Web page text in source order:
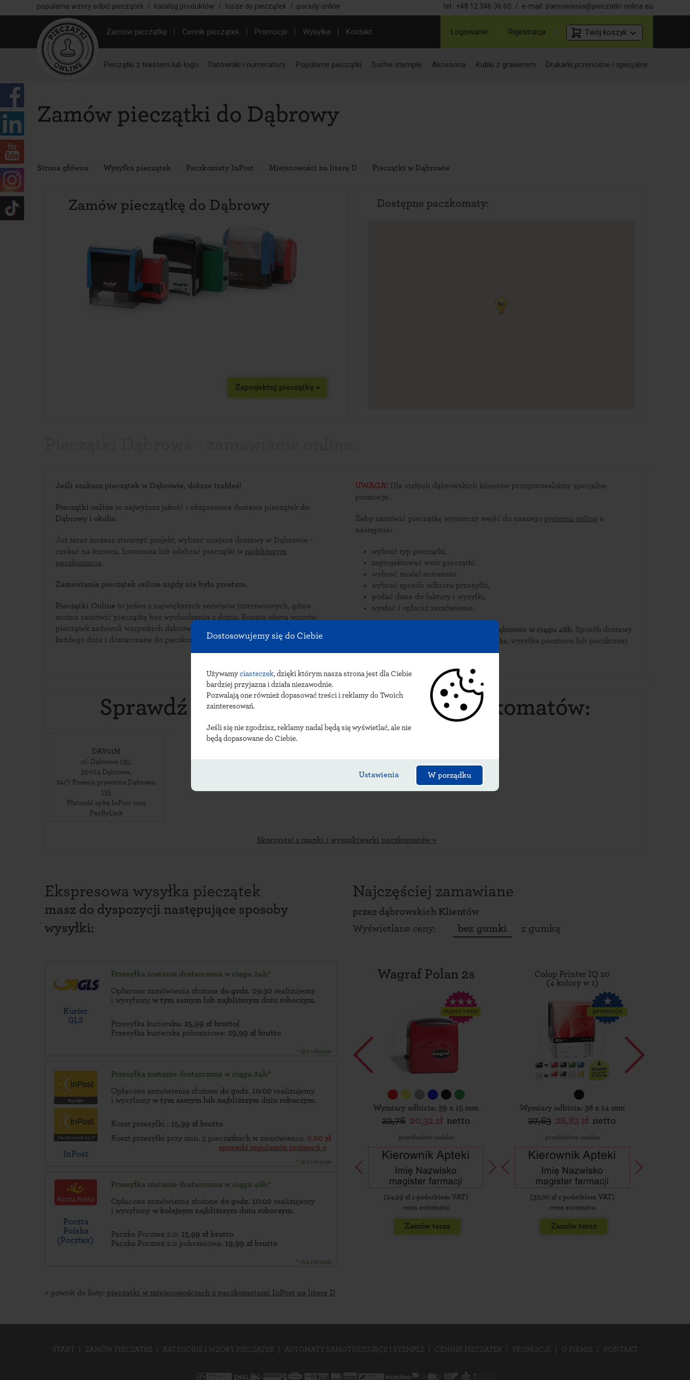
Dostosowujemy się do Ciebie
Używamy ciasteczek, dzięki którym nasza strona jest dla Ciebie
bardziej przyjazna i działa niezawodnie.
Pozwalają one również dopasować treści i reklamy do Twoich
zainteresowań.
Jeśli się nie zgodzisz, reklamy nadal będą się wyświetlać, ale nie
będą dopasowane do Ciebie.
Ustawienia W porządku
popularne wzory odbić pieczątek / katalog produktów / tusze do pieczątek / porady online tel.: +48 12 346 36 60 / e-mail: zamowienia@pieczatki-online.eu
Logowanie Rejestracja Twój koszyk
Zamów pieczątkę Cennik pieczątek Promocje Wysyłka Kontakt
Pieczątki z tekstem lub logo Datowniki i numeratory Popularne pieczątki Suche stemple Akcesoria Kubki z grawerem Drukarki przenośne i specjalne
Zamów pieczątki do Dąbrowy
Strona główna Wysyłka pieczątek Paczkomaty InPost Miejscowości na literę D Pieczątki w Dąbrowie
Zamów pieczątkę do Dąbrowy
Zaprojektuj pieczątkę »
Dostępne paczkomaty:
Jeśli szukasz pieczątek w Dąbrowie, dobrze trafiłeś!
Pieczątki online to najwyższa jakość i ekspresowa dostawa pieczątek do
Dąbrowy i okolic.
Już teraz możesz stworzyć projekt, wybrać miejsce dostawy w Dąbrowie -
czekać na kuriera, listonosza lub odebrać pieczątki w najbliższym
paczkomacie.
Zamawianie pieczątek online nigdy nie było prostsze.
Pieczątki Online to jeden z największych serwisów internetowych, gdzie
można zamówić pieczątkę bez wychodzenia z domu. Bogata oferta wzorów
pieczątek zadowoli wszystkich dąbrowskich klientów. Pieczątki wykonywane są
każdego dnia i dostarczane do paczkomatów w Dąbrowie.
UWAGA! Dla stałych dąbrowskich klientów przygotowaliśmy specjalne
promocje.
Żeby zamówić pieczątkę wystarczy wejść do naszego systemu online a
następnie:
wybrać typ pieczątki,
zaprojektować wzór pieczątki.
wybrać model automatu.
wybrać sposób odbioru przesyłki,
podać dane do faktury i wysyłki,
wysłać i opłacić zamówienie.
Zamów pieczątki online i odbierz je w Dąbrowie w ciągu 48h. Sposób dostawy
pieczątek do Dąbrowy: przesyłka kurierska, wysyłka pocztowa lub paczkomat
INPOST.
Sprawdź lokalizacje dąbrowskich paczkomatów:
DAV01M
ul. Dąbrowa 135,
32-014 Dąbrowa,
24/7 Posesja prywatna Dąbrowa
135
Płatność apką InPost oraz
PayByLink
Skorzystaj z mapki i wyszukiwarki paczkomatów »
Ekspresowa wysyłka pieczątek
masz do dyspozycji następujące sposoby
wysyłki:
Kurier
GLS
Przesyłka zostanie dostarczona w ciągu 24h*
Opłacone zamówienia złożone do godz. 09:30 realizujemy
i wysyłamy w tym samym lub najbliższym dniu roboczym.
Przesyłka kurierska: 25,99 zł brutto}
Przesyłka kurierska pobraniowa: 29,99 zł brutto
* dni robocze
InPost
Przesyłka zostanie dostarczona w ciągu 24h*
Opłacone zamówienia złożone do godz. 10:00 realizujemy
i wysyłamy w tym samym lub najbliższym dniu roboczym.
Koszt przesyłki : 15,99 zł brutto
Koszt przesyłki przy min. 3 pieczątkach w zamówieniu: 0.00 zł
sprawdź regulamin promocji »
* dni robocze
Poczta
Polska
(Pocztex)
Przesyłka zostanie dostarczona w ciągu 48h*
Opłacone zamówienia złożone do godz. 10:00 realizujemy
i wysyłamy w kolejnym najbliższym dniu roboczym.
Paczka Pocztex 2.0: 15,99 zł brutto
Paczka Pocztex 2.0 pobraniowa: 19,99 zł brutto
* dni robocze
Najczęściej zamawiane
przez dąbrowskich Klientów
Wyświetlane ceny:
bez gumki z gumką
Wagraf Polan 2s
super cena
Wymiary odbicia: 39 x 15 mm
22,76 20,32 zł netto
przykładowy szablon
( 24,99 zł z podatkiem VAT)
cena automatu
Zamów teraz
Colop Printer IQ 20
(4 kolory w 1)
promocja
Wymiary odbicia: 38 x 14 mm
27,63 26,83 zł netto
przykładowy szablon
( 33,00 zł z podatkiem VAT)
cena automatu
Zamów teraz
« powrót do listy: pieczątki w miejscowościach z paczkomatami InPost na literę D
START ZAMÓW PIECZĄTKĘ KATEGORIE I WZORY PIECZĄTEK AUTOMATY SAMOTUSZUJĄCE I STEMPLE CENNIK PIECZĄTEK PROMOCJE O FIRMIE KONTAKT